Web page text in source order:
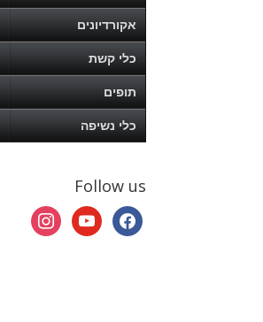
אקורדיונים
כלי קשת
תופים
כלי נשיפה
Follow us
facebook
youtube
instagram